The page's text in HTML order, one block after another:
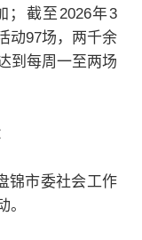
；截至2026年3
动97场，两千余
到每周一至两场
锦市委社会工作